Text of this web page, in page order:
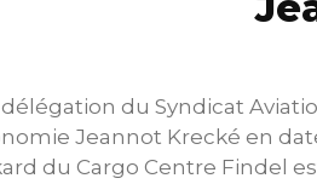
du Syndicat
Jeannot Krecké en
du Cargo Centre Findel